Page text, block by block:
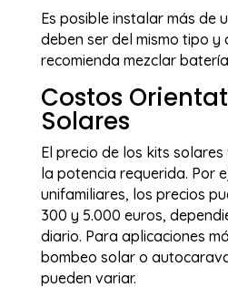
Es posible instalar más de
deben ser del mismo tipo y
recomienda mezclar
Costos
Solares
El precio de los kits
la potencia requerida. Por
unifamiliares, los precios
300 y 5.000 euros,
diario. Para aplicaciones
bombeo solar o
pueden variar.